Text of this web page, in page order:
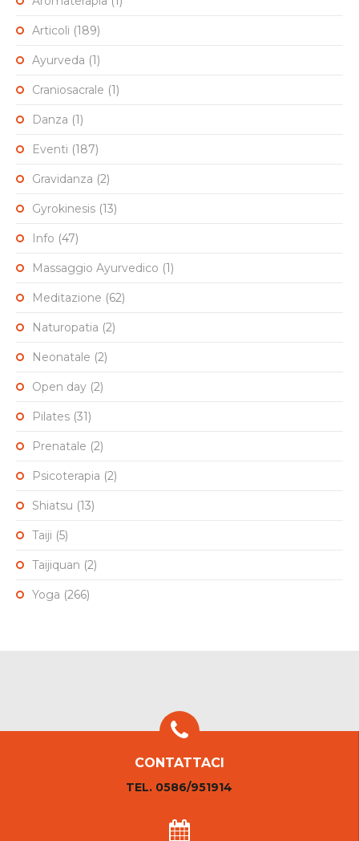
Articoli (189)
Ayurveda (1)
Craniosacrale (1)
Danza (1)
Eventi (187)
Gravidanza (2)
Gyrokinesis (13)
Info (47)
Massaggio Ayurvedico (1)
Meditazione (62)
Naturopatia (2)
Neonatale (2)
Open day (2)
Pilates (31)
Prenatale (2)
Psicoterapia (2)
Shiatsu (13)
Taiji (5)
Taijiquan (2)
Yoga (266)
CONTATTACI
TEL. 0586/951914